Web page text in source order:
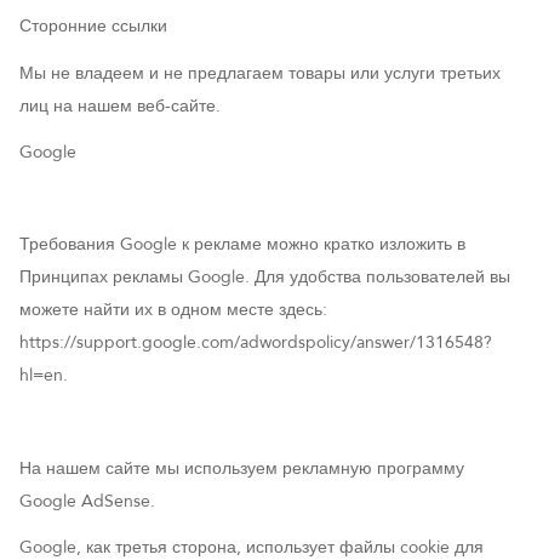
Сторонние ссылки
Мы не владеем и не предлагаем товары или услуги третьих
лиц на нашем веб-сайте.
Google
Требования Google к рекламе можно кратко изложить в
Принципах рекламы Google. Для удобства пользователей вы
можете найти их в одном месте здесь:
https://support.google.com/adwordspolicy/answer/1316548?
hl=en.
На нашем сайте мы используем рекламную программу
Google AdSense.
Google, как третья сторона, использует файлы cookie для